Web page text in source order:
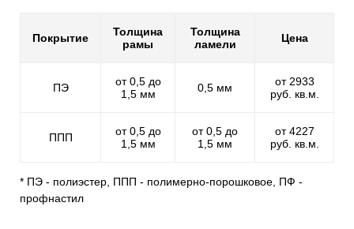
Покрытие
Толщина
рамы
Толщина
ламели
Цена
ПЭ
от 0,5 до
1,5 мм
0,5 мм
от 2933
руб. кв.м.
ППП
от 0,5 до
1,5 мм
от 0,5 до
1,5 мм
от 4227
руб. кв.м.
* ПЭ - полиэстер, ППП - полимерно-порошковое, ПФ -
профнастил